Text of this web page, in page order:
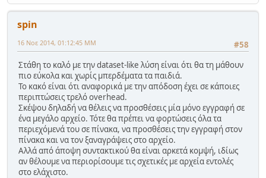
spin
#58
16 Νοε 2014, 01:12:45 ΜΜ
Στάθη το καλό με την dataset-like λύση είναι ότι θα τη μάθουν
πιο εύκολα και χωρίς μπερδέματα τα παιδιά.
Το κακό είναι ότι αναφορικά με την απόδοση έχει σε κάποιες
περιπτώσεις τρελό overhead.
Σκέψου δηλαδή να θέλεις να προσθέσεις μία μόνο εγγραφή σε
ένα μεγάλο αρχείο. Τότε θα πρέπει να φορτώσεις όλα τα
περιεχόμενά του σε πίνακα, να προσθέσεις την εγγραφή στον
πίνακα και να τον ξαναγράψεις στο αρχείο.
Αλλά από άποψη συντακτικού θα είναι αρκετά κομψή, ιδίως
αν θέλουμε να περιορίσουμε τις σχετικές με αρχεία εντολές
στο ελάχιστο.